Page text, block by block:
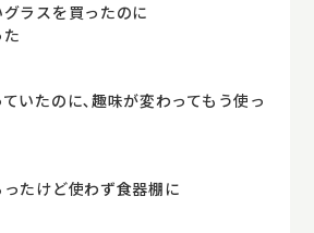
ラスを買ったのに
いたのに､趣味が変わってもう使っ
たけど使わず食器棚に